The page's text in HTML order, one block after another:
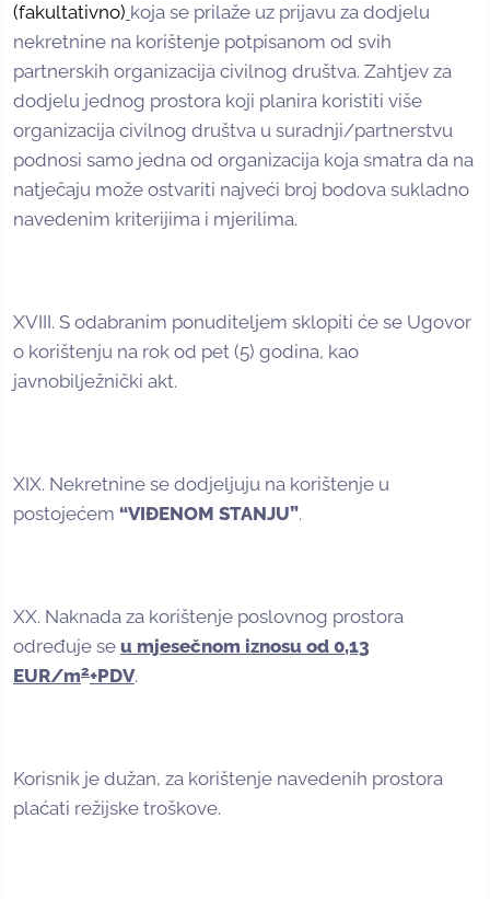
(fakultativno) koja se prilaže uz prijavu za dodjelu
nekretnine na korištenje potpisanom od svih
partnerskih organizacija civilnog društva. Zahtjev za
dodjelu jednog prostora koji planira koristiti više
organizacija civilnog društva u suradnji/partnerstvu
podnosi samo jedna od organizacija koja smatra da na
natječaju može ostvariti najveći broj bodova sukladno
navedenim kriterijima i mjerilima.
XVIII. S odabranim ponuditeljem sklopiti će se Ugovor
o korištenju na rok od pet (5) godina, kao
javnobilježnički akt.
XIX. Nekretnine se dodjeljuju na korištenje u
postojećem “VIĐENOM STANJU”.
XX. Naknada za korištenje poslovnog prostora
određuje se u mjesečnom iznosu od 0,13
EUR/m2+PDV.
Korisnik je dužan, za korištenje navedenih prostora
plaćati režijske troškove.